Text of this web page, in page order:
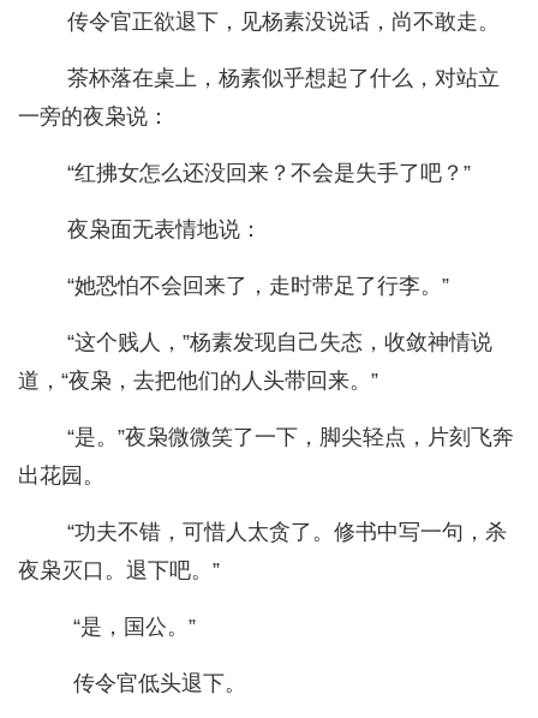
传令官正欲退下，见杨素没说话，尚不敢走。
茶杯落在桌上，杨素似乎想起了什么，对站立
一旁的夜枭说：
“红拂女怎么还没回来？不会是失手了吧？”
夜枭面无表情地说：
“她恐怕不会回来了，走时带足了行李。”
“这个贱人，”杨素发现自己失态，收敛神情说
道，“夜枭，去把他们的人头带回来。”
“是。”夜枭微微笑了一下，脚尖轻点，片刻飞奔
出花园。
“功夫不错，可惜人太贪了。修书中写一句，杀
夜枭灭口。退下吧。”
“是，国公。”
传令官低头退下。